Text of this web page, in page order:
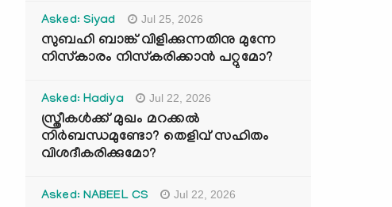
Asked: Siyad Jul 25, 2026
സുബഹി ബാങ്ക് വിളിക്കുന്നതിനു മുന്നേ
നിസ്കാരം നിസ്കരിക്കാൻ പറ്റുമോ?
Asked: Hadiya Jul 22, 2026
സ്ത്രീകൾക്ക് മുഖം മറക്കൽ
നിർബന്ധമുണ്ടോ? തെളിവ് സഹിതം
വിശദീകരിക്കുമോ?
Asked: NABEEL CS Jul 22, 2026